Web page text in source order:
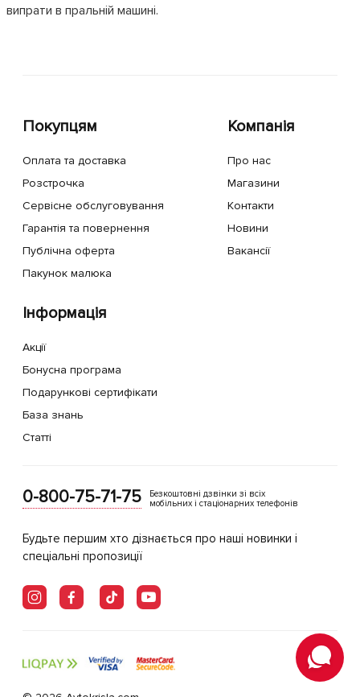
випрати в пральній машині.
Покупцям
Оплата та доставка
Розстрочка
Сервісне обслуговування
Гарантія та повернення
Публічна оферта
Пакунок малюка
Компанія
Про нас
Магазини
Контакти
Новини
Вакансії
Інформація
Акції
Бонусна програма
Подарункові сертифікати
База знань
Статті
0-800-75-71-75
Безкоштовні дзвінки зі всіх
мобільних і стаціонарних телефонів
Будьте першим хто дізнається про наші новинки і
спеціальні пропозиції